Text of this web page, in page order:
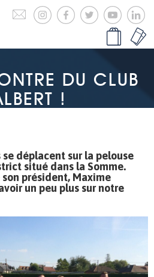
DU CLUB
!
déplacent sur la pelouse
situé dans la Somme.
président, Maxime
un peu plus sur notre